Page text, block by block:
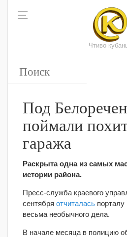
Чтиво
Под
поймали
гаража
Раскрыта одна из самых
истории района.
Пресс-служба краевого
сентября отчиталась порталу
весьма необычного дела.
В начале месяца в полицию